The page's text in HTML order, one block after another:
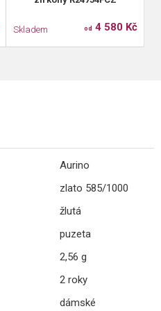
Skladem od 4 580 Kč
Aurino
zlato 585/1000
žlutá
puzeta
2,56 g
2 roky
dámské